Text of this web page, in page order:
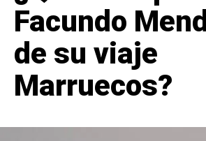
Facundo
de su viaje
Marruecos?